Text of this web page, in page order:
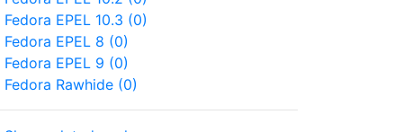
Fedora EPEL 10.3 (0)
Fedora EPEL 8 (0)
Fedora EPEL 9 (0)
Fedora Rawhide (0)